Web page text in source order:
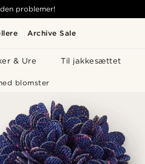
Archive Sale
& Ure Til jakkesættet
problemer!
blomster